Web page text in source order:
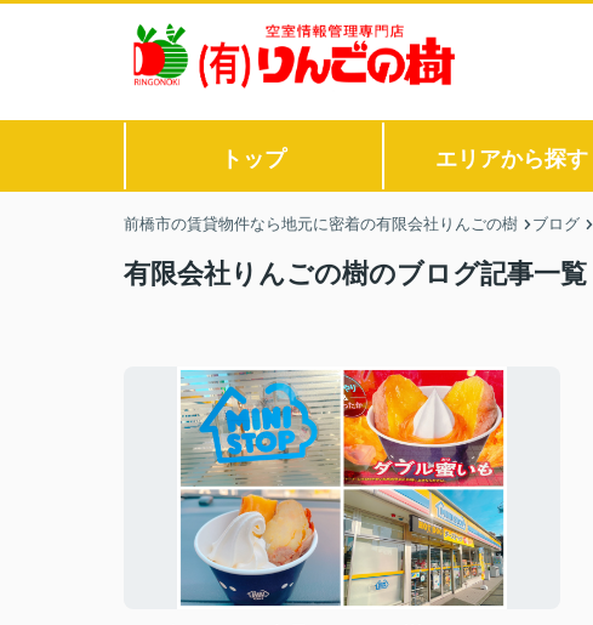
トップ エリアから探す
前橋市の賃貸物件なら地元に密着の有限会社りんごの樹 ブログ
有限会社りんごの樹のブログ記事一覧